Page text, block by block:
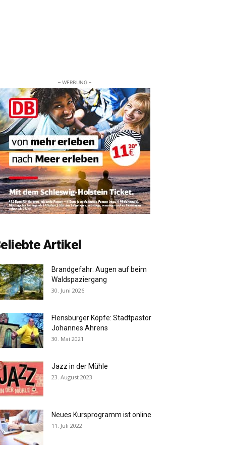
– WERBUNG –
Artikel
Brandgefahr: Augen auf beim
Waldspaziergang
30. Juni 2026
Flensburger Köpfe: Stadtpastor
Johannes Ahrens
30. Mai 2021
Jazz in der Mühle
23. August 2023
Neues Kursprogramm ist online
11. Juli 2022